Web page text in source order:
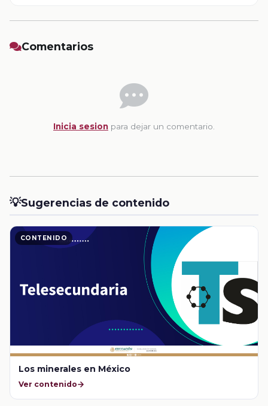
Comentarios
Inicia sesion para dejar un comentario.
💡Sugerencias de contenido
CONTENIDO
Los minerales en México
Ver contenido